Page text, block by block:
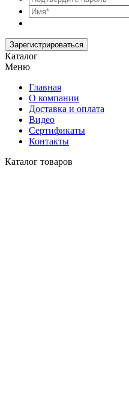
Зарегистрироваться
Каталог
Меню
Главная
О компании
Доставка и оплата
Видео
Сертификаты
Контакты
Каталог товаров